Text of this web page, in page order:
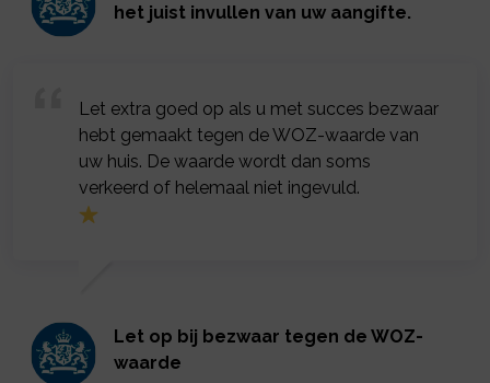
het juist invullen van uw aangifte.
Let extra goed op als u met succes bezwaar
hebt gemaakt tegen de WOZ-waarde van
uw huis. De waarde wordt dan soms
verkeerd of helemaal niet ingevuld.
Let op bij bezwaar tegen de WOZ-
waarde